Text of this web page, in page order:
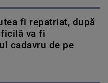
fi repatriat, după
va fi
cadavru de pe